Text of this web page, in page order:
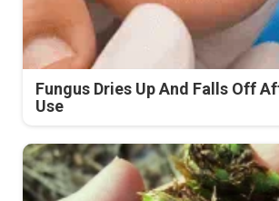
Fungus Dries Up And Falls Off
Use